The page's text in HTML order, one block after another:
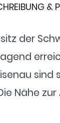
&
der
Nähe